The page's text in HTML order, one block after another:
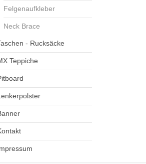
Felgenaufkleber
Neck Brace
- Rucksäcke
Teppiche